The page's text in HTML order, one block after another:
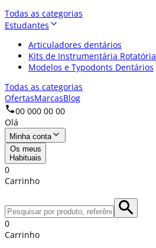
Todas as categorias
Estudantes
Articuladores dentários
Kits de Instrumentária
Modelos e Typodonts Dentários
Todas as categorias
OfertasMarcasBlog
00 000 00 00
Olá
Minha conta
Os meus
Habituais
0
Carrinho
0
Carrinho